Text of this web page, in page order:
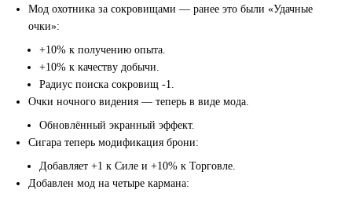
Мод охотника за сокровищами — ранее это были «Удачные
очки»:
+10% к получению опыта.
+10% к качеству добычи.
Радиус поиска сокровищ -1.
Очки ночного видения — теперь в виде мода.
Обновлённый экранный эффект.
Сигара теперь модификация брони:
Добавляет +1 к Силе и +10% к Торговле.
Добавлен мод на четыре кармана: